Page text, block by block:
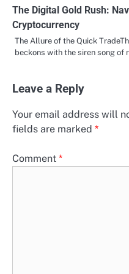
The Digital Gold Rush:
Cryptocurrency
The Allure of the Quick
beckons with the siren song
Leave a Reply
Your email address will
fields are marked *
Comment *